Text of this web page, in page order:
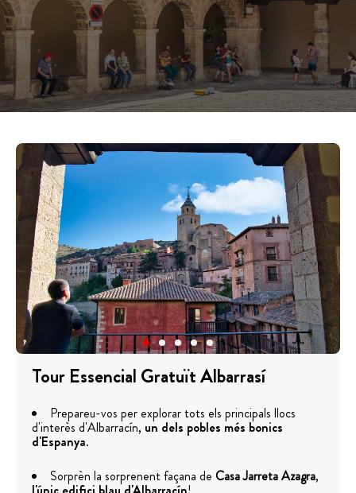
Tour Essencial Gratuït Albarrasí
Prepareu-vos per explorar tots els principals llocs
d'interès d'Albarracín, un dels pobles més bonics
d'Espanya.
Sorprèn la sorprenent façana de Casa Jarreta Azagra,